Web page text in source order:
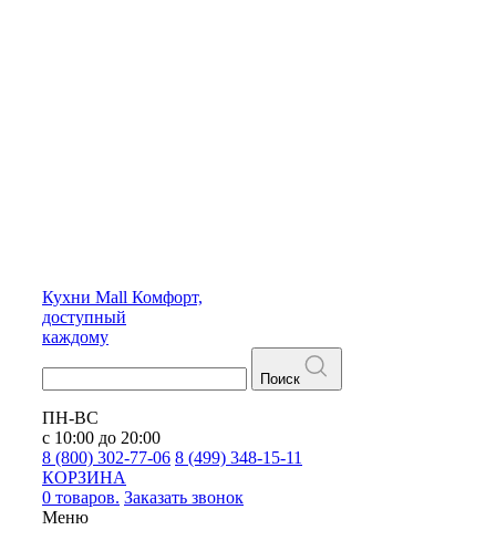
Кухни Mall Комфорт,
доступный
каждому
Поиск
ПН-ВС
с 10:00 до 20:00
8 (800) 302-77-06 8 (499) 348-15-11
КОРЗИНА
0 товаров. Заказать звонок
Меню